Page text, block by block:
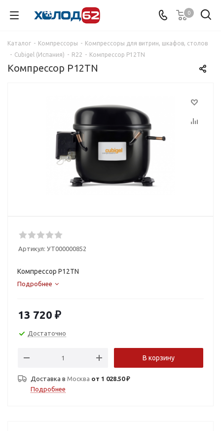
0
Каталог - Компрессоры - Компрессоры для витрин, шкафов, столов
- Cubigel (Испания) - R22 - Компрессор Р12TN
Компрессор Р12TN
Артикул: УТ000000852
Компрессор Р12TN
Подробнее
13 720 ₽
Достаточно
В корзину
Доставка в Москва от 1 028.50 ₽
Подробнее